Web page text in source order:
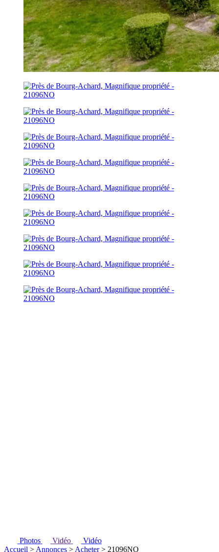
Photos Vidéo
Vidéo
Accueil > Annonces > Acheter> 21096NO